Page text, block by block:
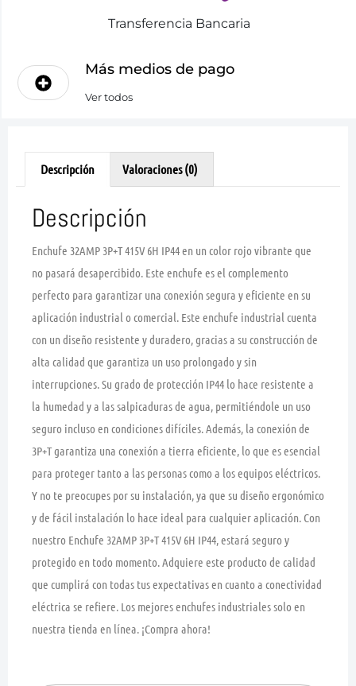
Transferencia Bancaria
Más medios de pago
Ver todos
Descripción Valoraciones (0)
Descripción
Enchufe 32AMP 3P+T 415V 6H IP44 en un color rojo vibrante que
no pasará desapercibido. Este enchufe es el complemento
perfecto para garantizar una conexión segura y eficiente en su
aplicación industrial o comercial. Este enchufe industrial cuenta
con un diseño resistente y duradero, gracias a su construcción de
alta calidad que garantiza un uso prolongado y sin
interrupciones. Su grado de protección IP44 lo hace resistente a
la humedad y a las salpicaduras de agua, permitiéndole un uso
seguro incluso en condiciones difíciles. Además, la conexión de
3P+T garantiza una conexión a tierra eficiente, lo que es esencial
para proteger tanto a las personas como a los equipos eléctricos.
Y no te preocupes por su instalación, ya que su diseño ergonómico
y de fácil instalación lo hace ideal para cualquier aplicación. Con
nuestro Enchufe 32AMP 3P+T 415V 6H IP44, estará seguro y
protegido en todo momento. Adquiere este producto de calidad
que cumplirá con todas tus expectativas en cuanto a conectividad
eléctrica se refiere. Los mejores enchufes industriales solo en
nuestra tienda en línea. ¡Compra ahora!